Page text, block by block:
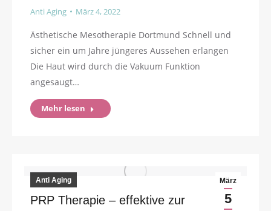
Anti Aging März 4, 2022
Ästhetische Mesotherapie Dortmund Schnell und
sicher ein um Jahre jüngeres Aussehen erlangen
Die Haut wird durch die Vakuum Funktion
angesaugt…
Mehr lesen
März
5
Anti Aging
PRP Therapie – effektive zur